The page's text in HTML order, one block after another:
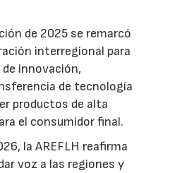
de 2025 se remarcó
interregional para
innovación,
de tecnología
productos de alta
el consumidor final.
la AREFLH reafirma
voz a las regiones y